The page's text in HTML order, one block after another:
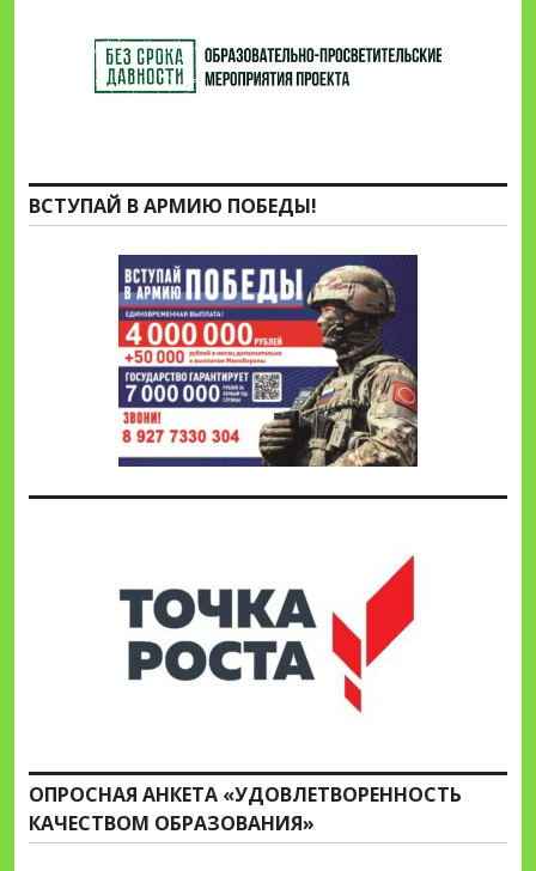
ВСТУПАЙ В АРМИЮ ПОБЕДЫ!
ОПРОСНАЯ АНКЕТА «УДОВЛЕТВОРЕННОСТЬ
КАЧЕСТВОМ ОБРАЗОВАНИЯ»